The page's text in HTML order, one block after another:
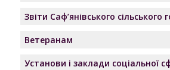
Звіти Саф’янівського сільського
Ветеранам
Установи і заклади соціальної